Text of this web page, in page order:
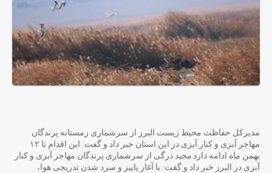
مدیرکل حفاظت محیط زیست البرز از سرشماری زمستانه پرندگان
مهاجر آبزی و کنار آبزی در این استان خبر داد و گفت: این اقدام تا ۱۲
بهمن ماه ادامه دارد.مجید درگی از سرشماری پرندگان مهاجر آبزی و کنار
آبزی در البرز خبر داد و گفت: با آغاز پاییز و سرد شدن تدریجی هوا،